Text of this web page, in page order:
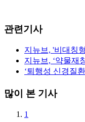
관련기사
지뉴브, '비대칭
지뉴브, ‘약물재
‘퇴행성 신경질
많이 본 기사
1